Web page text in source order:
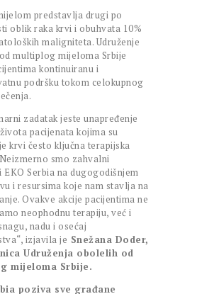
predstavlja drugi po
oblik raka krvi i obuhvata 10%
maligniteta. Udruženje
multiplog mijeloma Srbije
kontinuiranu i
podršku tokom celokupnog
zadatak jeste unapređenje
pacijenata kojima su
krvi često ključna terapijska
smo zahvalni
EKO Serbia na dugogodišnjem
i resursima koje nam stavlja na
Ovakve akcije pacijentima ne
neophodnu terapiju, već i
nadu i osećaj
izjavila je Snežana Doder,
Udruženja obolelih od
mijeloma Srbije.
poziva sve građane